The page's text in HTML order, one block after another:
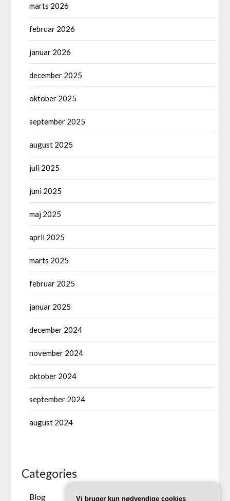
marts 2026
februar 2026
januar 2026
december 2025
oktober 2025
september 2025
august 2025
juli 2025
juni 2025
maj 2025
april 2025
marts 2025
februar 2025
januar 2025
december 2024
november 2024
oktober 2024
september 2024
august 2024
Categories
Blog Vi bruger kun nødvendige cookies